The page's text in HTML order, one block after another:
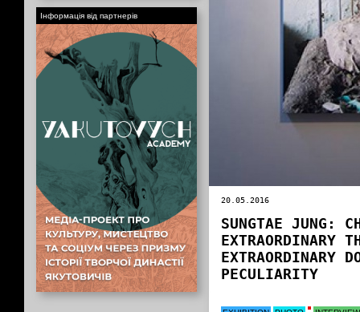
20.05.2016
SUNGTAE JUNG:
EXTRAORDINARY
EXTRAORDINARY
PECULIARITY
Інформація від партнерів